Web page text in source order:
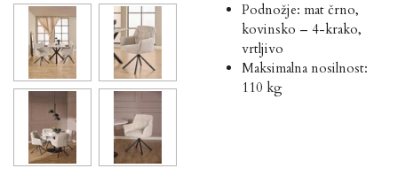
Podnožje: mat črno,
kovinsko – 4-krako,
vrtljivo
Maksimalna nosilnost:
110 kg